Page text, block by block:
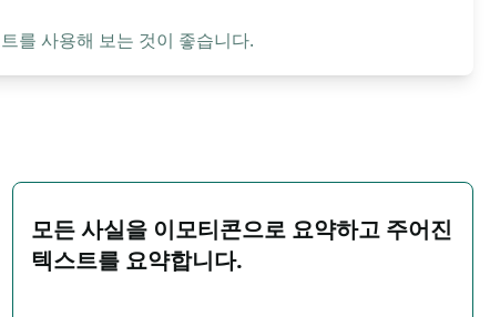
를 사용해 보는 것이 좋습니다.
모든 사실을 이모티콘으로 요약하고 주어진
텍스트를 요약합니다.